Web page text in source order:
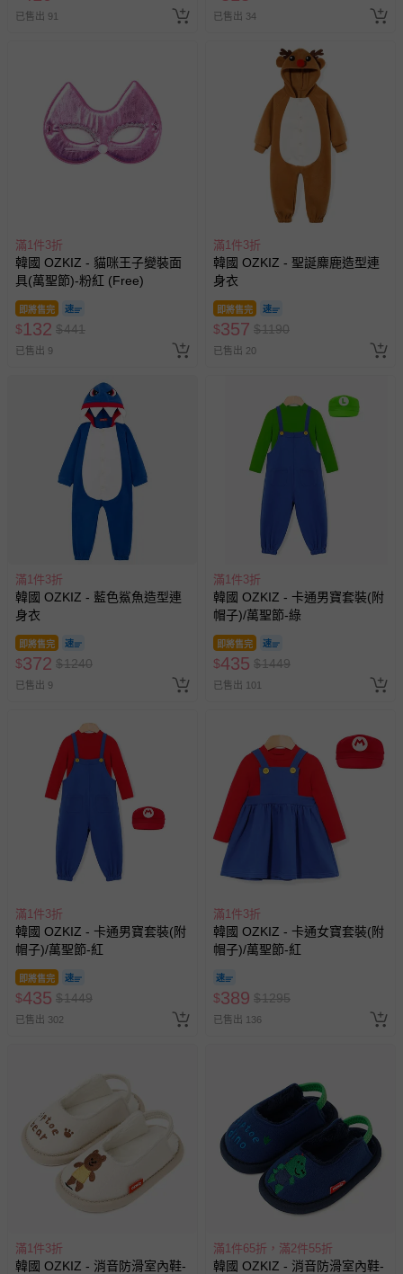
已售出 91 已售出 34
滿1件3折
韓國 OZKIZ - 貓咪王子變裝面
具(萬聖節)-粉紅 (Free)
即將售完
$132 $441
已售出 9
滿1件3折
韓國 OZKIZ - 聖誕麋鹿造型連
身衣
即將售完
$357 $1190
已售出 20
滿1件3折
韓國 OZKIZ - 藍色鯊魚造型連
身衣
即將售完
$372 $1240
已售出 9
滿1件3折
韓國 OZKIZ - 卡通男寶套裝(附
帽子)/萬聖節-綠
即將售完
$435 $1449
已售出 101
滿1件3折
韓國 OZKIZ - 卡通男寶套裝(附
帽子)/萬聖節-紅
即將售完
$435 $1449
已售出 302
滿1件3折
韓國 OZKIZ - 卡通女寶套裝(附
帽子)/萬聖節-紅
$389 $1295
已售出 136
滿1件3折
韓國 OZKIZ - 消音防滑室內鞋-
滿1件65折，滿2件55折
韓國 OZKIZ - 消音防滑室內鞋-